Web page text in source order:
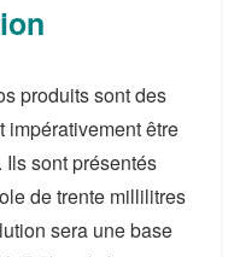
produits sont des
impérativement être
sont présentés
de trente millilitres
sera une base